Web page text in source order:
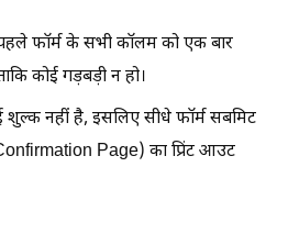
फॉर्म के सभी कॉलम को एक बार
कोई गड़बड़ी न हो।
शुल्क नहीं है, इसलिए सीधे फॉर्म सबमिट
Page) का प्रिंट आउट